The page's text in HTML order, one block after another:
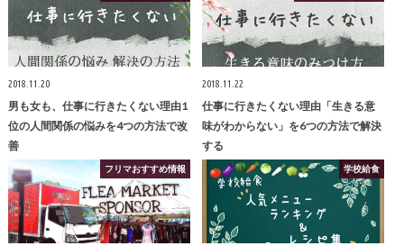
2018.11.20
男も女も、仕事に行きたくない理由1
位の人間関係の悩みを4つの方法で改
善
2018.11.22
仕事に行きたくない理由「生きる意
味がわからない」を6つの方法で解決
する
フリマおすすめ情報 学校給食